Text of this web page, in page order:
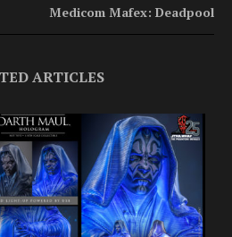
Medicom Mafex: Deadpool
ARTICLES